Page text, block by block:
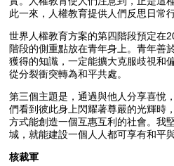
此一來，人權教育提供人們反思日常
世界人權教育方案的第四階段預定在
階段的側重點放在青年身上。青年善
獲得的知識，一定能擴大克服歧視和
從分裂衝突轉為和平共處。
第三個主題是，通過與他人分享喜悅
們看到彼此身上閃耀著尊嚴的光輝時
方式能創造一個互惠互利的社會。我
城，就能建設一個人人都可享有和平
核裁軍